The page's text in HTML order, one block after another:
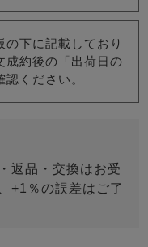
下に記載しており
成約後の「出荷日の
ください。
返品・交換はお受
+1％の誤差はご了